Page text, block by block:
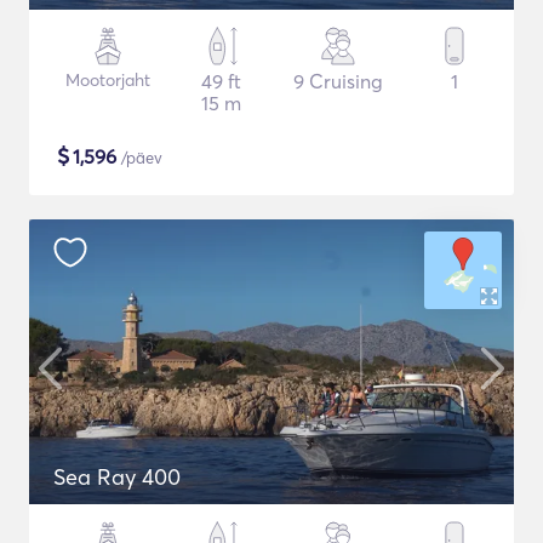
Mootorjaht
49 ft
15 m
9 Cruising 1
$1,596 /päev
Sea Ray 400